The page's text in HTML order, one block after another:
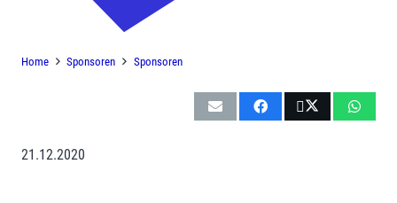
Home Sponsoren Sponsoren
21.12.2020